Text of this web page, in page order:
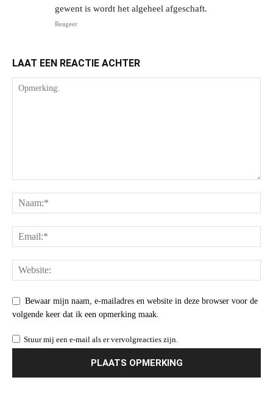
gewent is wordt het algeheel afgeschaft.
Reageer
LAAT EEN REACTIE ACHTER
Bewaar mijn naam, e-mailadres en website in deze browser voor de
volgende keer dat ik een opmerking maak.
Stuur mij een e-mail als er vervolgreacties zijn.